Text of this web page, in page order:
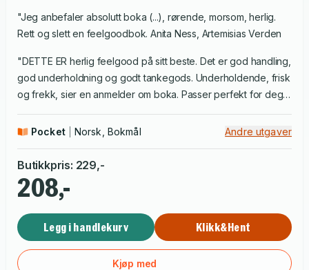
"Jeg anbefaler absolutt boka (...), rørende, morsom, herlig.
Rett og slett en feelgoodbok. Anita Ness, Artemisias Verden
"DETTE ER herlig feelgood på sitt beste. Det er god handling,
god underholdning og godt tankegods. Underholdende, frisk
og frekk, sier en anmelder om boka. Passer perfekt for deg
litterær dans." Ellen Vibeke Solli Nygjelten, Røros bibliotek
Pocket Norsk, Bokmål Andre utgaver
Butikkpris: 229,-
208,-
Legg i handlekurv Klikk&Hent
Kjøp med